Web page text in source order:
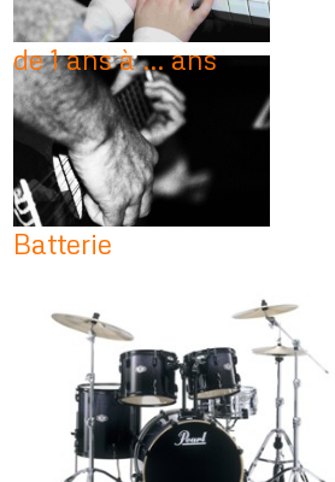
de 1 ans à ... ans
Batterie